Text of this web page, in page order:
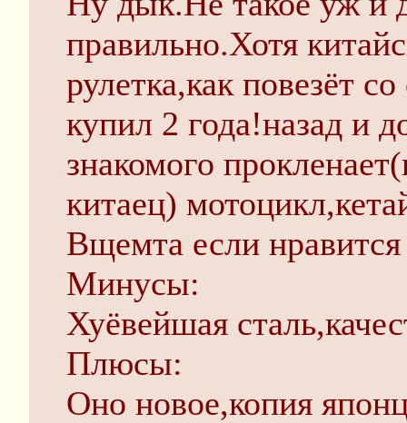
правильно.Хотя
рулетка,как повезёт
купил 2 года!назад и
знакомого
китаец)
Вщемта если
Минусы:
Хуёвейшая
Плюсы:
Оно новое,копия